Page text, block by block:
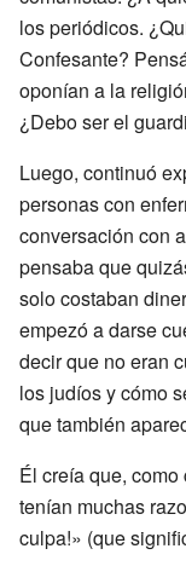
los periódicos.
Confesante?
oponían a la
¿Debo ser el
Luego, continuó
personas con
conversación con
pensaba que
solo costaban
empezó a darse
decir que no eran
los judíos y cómo
que también
Él creía que,
tenían muchas
culpa!» (que